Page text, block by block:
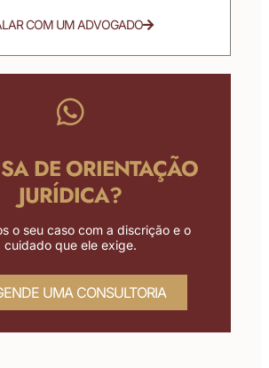
COM UM ADVOGADO
DE ORIENTAÇÃO
JURÍDICA?
o seu caso com a discrição e o
cuidado que ele exige.
UMA CONSULTORIA